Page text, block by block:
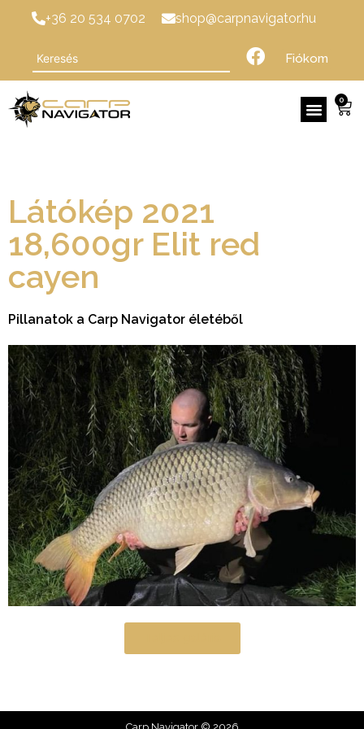
+36 20 534 0702 shop@carpnavigator.hu
Fiókom
0
Látókép 2021
18,600gr Elit red
cayen
Pillanatok a Carp Navigator életéből